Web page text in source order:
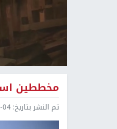
مخططين استيطانيين
تم النشر بتاريخ: